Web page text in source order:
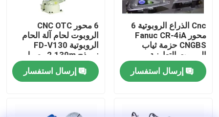
معلومات عنا
جولة في المعمل
رقابة جودة
Cnc الذراع الروبوتية 6
محور Fanuc CR-4iA
CNGBS حزمة ثياب
الروبوت التعاونية
الروبوت لحام
إرسال استفسار
6 محور CNC OTC
الروبوت لحام آلة الحام
الروبوتية FD-V130
نموذج 2.139m وصول
إرسال استفسار